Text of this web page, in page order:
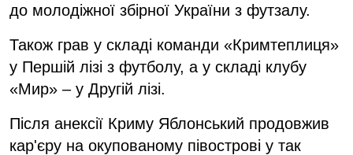
до молодіжної збірної України з футзалу.
Також грав у складі команди «Кримтеплиця»
у Першій лізі з футболу, а у складі клубу
«Мир» – у Другій лізі.
Після анексії Криму Яблонський продовжив
кар'єру на окупованому півострові у так